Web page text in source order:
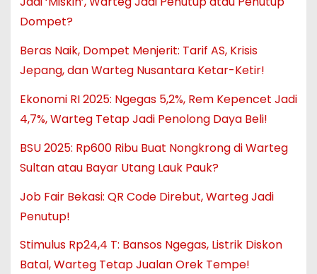
Dompet?
Beras Naik, Dompet Menjerit: Tarif AS, Krisis
Jepang, dan Warteg Nusantara Ketar-Ketir!
Ekonomi RI 2025: Ngegas 5,2%, Rem Kepencet Jadi
4,7%, Warteg Tetap Jadi Penolong Daya Beli!
BSU 2025: Rp600 Ribu Buat Nongkrong di Warteg
Sultan atau Bayar Utang Lauk Pauk?
Job Fair Bekasi: QR Code Direbut, Warteg Jadi
Penutup!
Stimulus Rp24,4 T: Bansos Ngegas, Listrik Diskon
Batal, Warteg Tetap Jualan Orek Tempe!